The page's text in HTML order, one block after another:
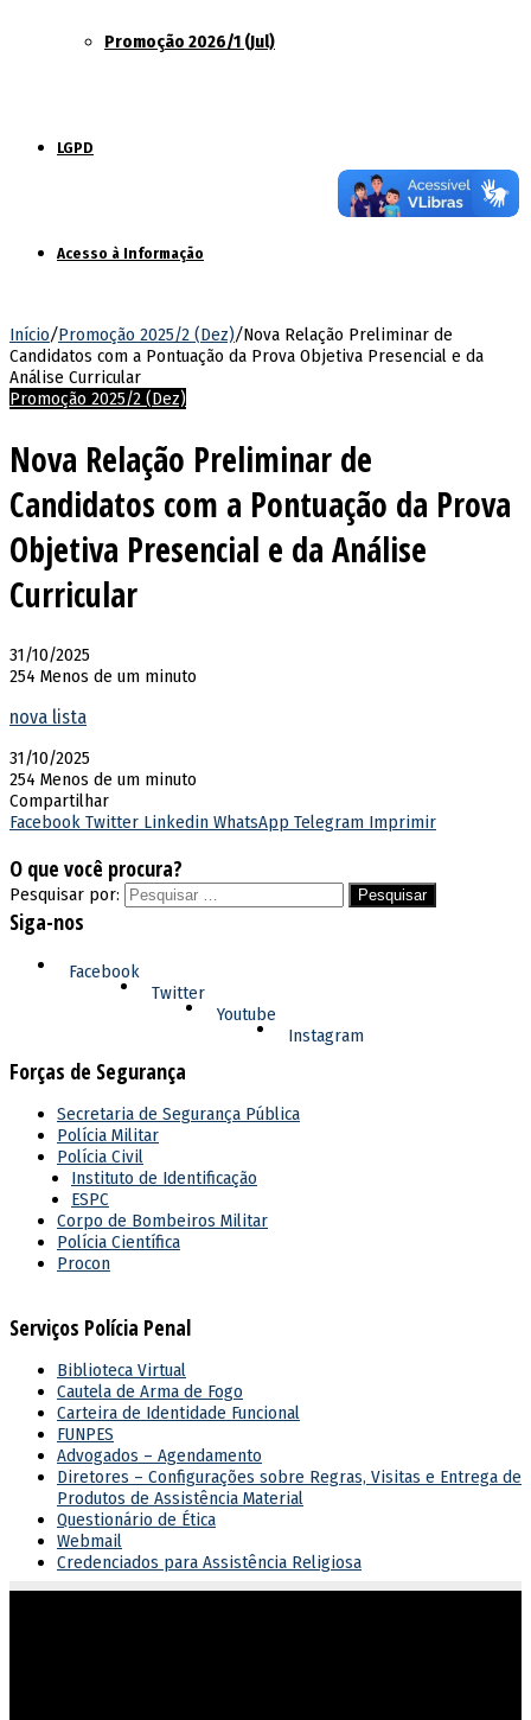
Promoção 2026/1 (Jul)
LGPD
Acesso à Informação
Início/Promoção 2025/2 (Dez)/Nova Relação Preliminar de
Candidatos com a Pontuação da Prova Objetiva Presencial e da
Análise Curricular
Promoção 2025/2 (Dez)
Nova Relação Preliminar de
Candidatos com a Pontuação da Prova
Objetiva Presencial e da Análise
Curricular
31/10/2025
254 Menos de um minuto
nova lista
31/10/2025
254 Menos de um minuto
Compartilhar
Facebook Twitter Linkedin WhatsApp Telegram Imprimir
O que você procura?
Pesquisar por:
Siga-nos
Facebook
Twitter
Youtube
Instagram
Forças de Segurança
Secretaria de Segurança Pública
Polícia Militar
Polícia Civil
Instituto de Identificação
ESPC
Corpo de Bombeiros Militar
Polícia Científica
Procon
Serviços Polícia Penal
Biblioteca Virtual
Cautela de Arma de Fogo
Carteira de Identidade Funcional
FUNPES
Advogados – Agendamento
Diretores – Configurações sobre Regras, Visitas e Entrega de
Produtos de Assistência Material
Questionário de Ética
Webmail
Credenciados para Assistência Religiosa